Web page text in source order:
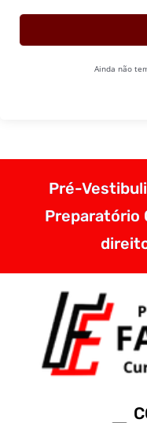
Ainda não
Pré-
Preparatório